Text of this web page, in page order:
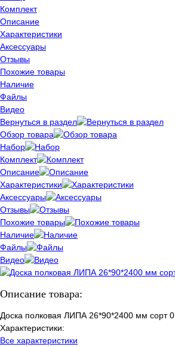
Комплект
Описание
Характеристики
Аксессуары
Отзывы
Похожие товары
Наличие
Файлы
Видео
Вернуться в раздел
Обзор товара
Набор
Комплект
Описание
Характеристики
Аксессуары
Отзывы
Похожие товары
Наличие
Файлы
Видео
Описание товара:
Доска полковая ЛИПА 26*90*2400 мм сорт 0
Характеристики:
Все характеристики